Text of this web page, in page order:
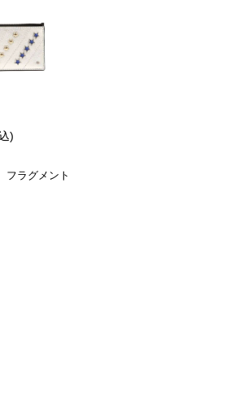
)
ラグメント